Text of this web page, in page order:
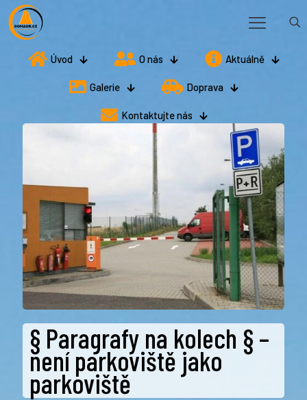
Úvod O nás Aktuálně
Galerie Doprava
Kontaktujte nás
§ Paragrafy na kolech § –
není parkoviště jako
parkoviště